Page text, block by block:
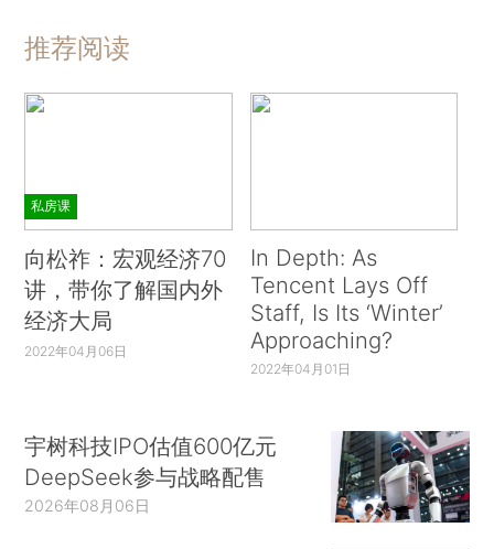
推荐阅读
私房课
向松祚：宏观经济70
讲，带你了解国内外
经济大局
2022年04月06日
In Depth: As
Tencent Lays Off
Staff, Is Its ‘Winter’
Approaching?
2022年04月01日
宇树科技IPO估值600亿元
DeepSeek参与战略配售
2026年08月06日